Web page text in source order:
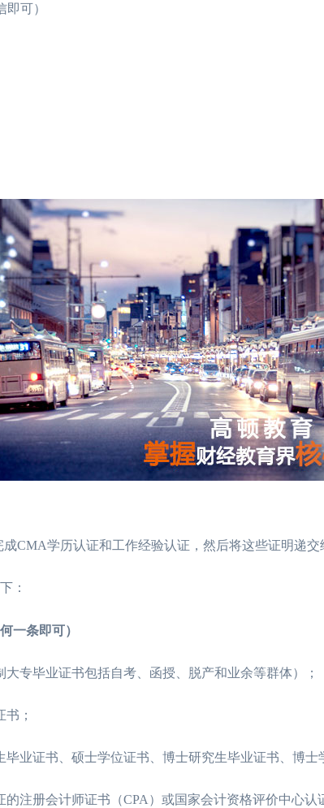
可）
成CMA学历认证和工作经验认证，然后将这些证明递交
：
条即可）
毕业证书包括自考、函授、脱产和业余等群体）；
；
证书、硕士学位证书、博士研究生毕业证书、博士
册会计师证书（CPA）或国家会计资格评价中心认
2026年4月CMA报名时间是哪天截止？